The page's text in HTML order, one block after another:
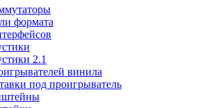
формата
2.1
винила
под проигрыватель